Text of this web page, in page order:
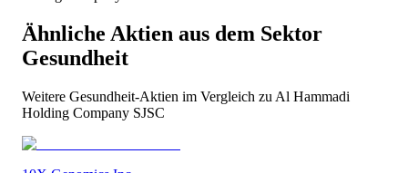
Ähnliche Aktien aus dem Sektor
Gesundheit
Weitere Gesundheit-Aktien im Vergleich zu Al Hammadi
Holding Company SJSC